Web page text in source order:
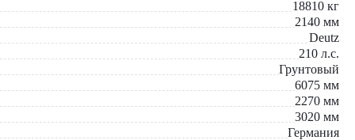
18810 кг
2140 мм
Deutz
210 л.с.
Грунтовый
6075 мм
2270 мм
3020 мм
Германия